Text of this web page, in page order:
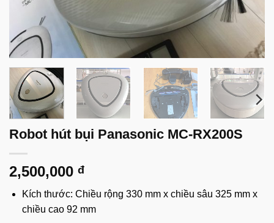
Robot hút bụi Panasonic MC-RX200S
2,500,000 đ
Kích thước: Chiều rộng 330 mm x chiều sâu 325 mm x
chiều cao 92 mm